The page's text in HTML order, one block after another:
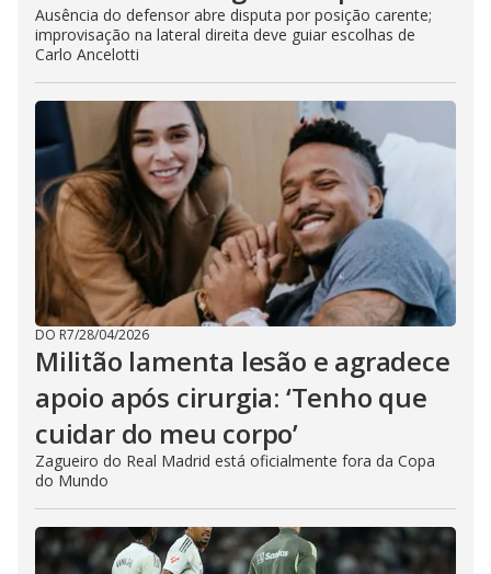
Ausência do defensor abre disputa por posição carente;
improvisação na lateral direita deve guiar escolhas de
Carlo Ancelotti
DO R7/28/04/2026
Militão lamenta lesão e agradece
apoio após cirurgia: ‘Tenho que
cuidar do meu corpo’
Zagueiro do Real Madrid está oficialmente fora da Copa
do Mundo